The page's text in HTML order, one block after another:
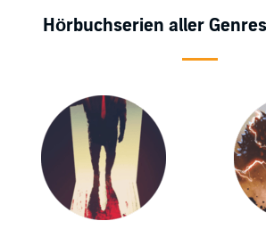
Hörbuchserien aller